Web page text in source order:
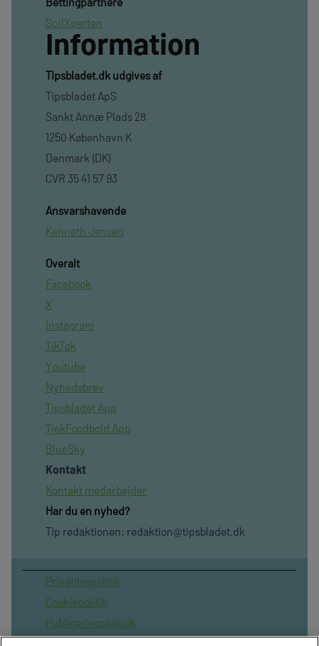
SpilXperten
Information
TIpsbladet.dk udgives af
Tipsbladet ApS
Sankt Annæ Plads 28
1250 København K
Denmark (DK)
CVR 35 41 57 93
Ansvarshavende
Kenneth Jensen
Overalt
Facebook
X
Instagram
TikTok
Youtube
Nyhedsbrev
Tipsbladet App
TjekFoodbold App
BlueSky
Kontakt
Kontakt medarbejder
Har du en nyhed?
Tip redaktionen: redaktion@tipsbladet.dk
Privatilvspolitik
Cookiepolitik
Publiceringspolitik